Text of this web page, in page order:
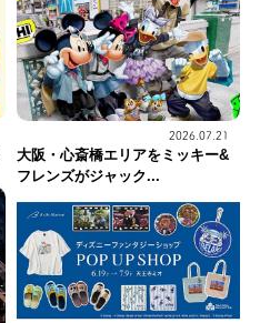
2026.07.21
大阪・心斎橋エリアをミッキー&
フレンズがジャック...